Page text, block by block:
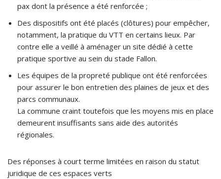
pax dont la présence a été renforcée ;
Des dispositifs ont été placés (clôtures) pour empêcher,
notamment, la pratique du VTT en certains lieux. Par
contre elle a veillé à aménager un site dédié à cette
pratique sportive au sein du stade Fallon.
Les équipes de la propreté publique ont été renforcées
pour assurer le bon entretien des plaines de jeux et des
parcs communaux.
La commune craint toutefois que les moyens mis en place
demeurent insuffisants sans aide des autorités
régionales.
Des réponses à court terme limitées en raison du statut
juridique de ces espaces verts